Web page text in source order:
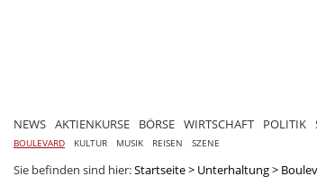
NEWS AKTIENKURSE BÖRSE WIRTSCHAFT POLITIK
BOULEVARD KULTUR MUSIK REISEN SZENE
Sie befinden sind hier:Startseite> Unterhaltung>